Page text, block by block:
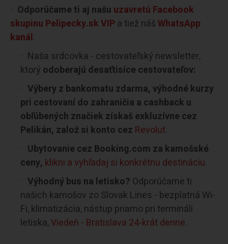
Odporúčame ti aj našu uzavretú Facebook
skupinu Pelipecky.sk VIP a tiež nášWhatsApp
kanál.
Naša srdcovka - cestovateľský newsletter,
ktorý odoberajú desaťtisíce cestovateľov:
Výbery z bankomatu zdarma, výhodné kurzy
pri cestovaní do zahraničia a cashback u
obľúbených značiek získaš exkluzívne cez
Pelikán, založ si konto cez Revolut.
Ubytovanie cez Booking.com za kamošské
ceny, klikni a vyhľadaj si konkrétnu destináciu.
Výhodný bus na letisko? Odporúčame ti
našich kamošov zo Slovak Lines - bezplatná Wi-
Fi, klimatizácia, nástup priamo pri termináli
letiska,Viedeň - Bratislava 24-krát denne.